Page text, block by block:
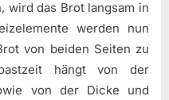
wird das Brot langsam in
werden nun
von beiden Seiten zu
hängt von der
von der Dicke und